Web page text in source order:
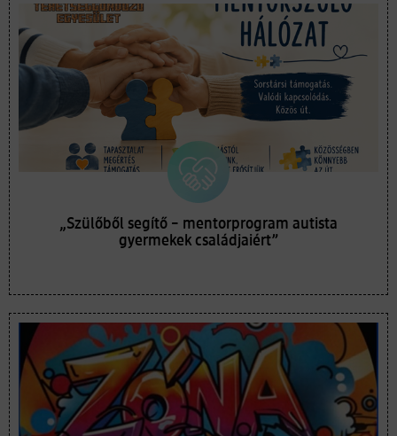
„Szülőből segítő – mentorprogram autista
gyermekek családjaiért”